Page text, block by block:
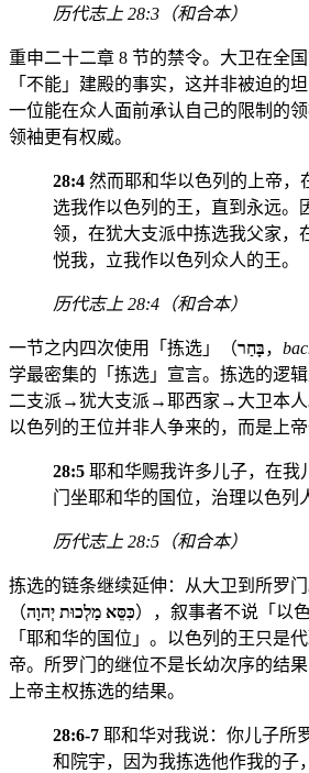
历代志上 28:3（和合本）
重申二十二章 8 节的禁令。大卫在全
「不能」建殿的事实，这并非被迫的
一位能在众人面前承认自己的限制的
领袖更有权威。
28:4 然而耶和华以色列的上帝，
选我作以色列的王，直到永远。
领，在犹大支派中拣选我父家，
悦我，立我作以色列众人的王。
历代志上 28:4（和合本）
一节之内四次使用「拣选」（בָּחַר，
学最密集的「拣选」宣言。拣选的逻
二支派→犹大支派→耶西家→大卫本人
以色列的王位并非人争来的，而是上
28:5 耶和华赐我许多儿子，在我
门坐耶和华的国位，治理以色列
历代志上 28:5（和合本）
拣选的链条继续延伸：从大卫到所罗门
（כִּסֵּא מַלְכוּת יְהוָה），叙事者不说「以
「耶和华的国位」。以色列的王只是
帝。所罗门的继位不是长幼次序的结
上帝主权拣选的结果。
28:6-7 耶和华对我说：你儿子所
和院宇，因为我拣选他作我的子